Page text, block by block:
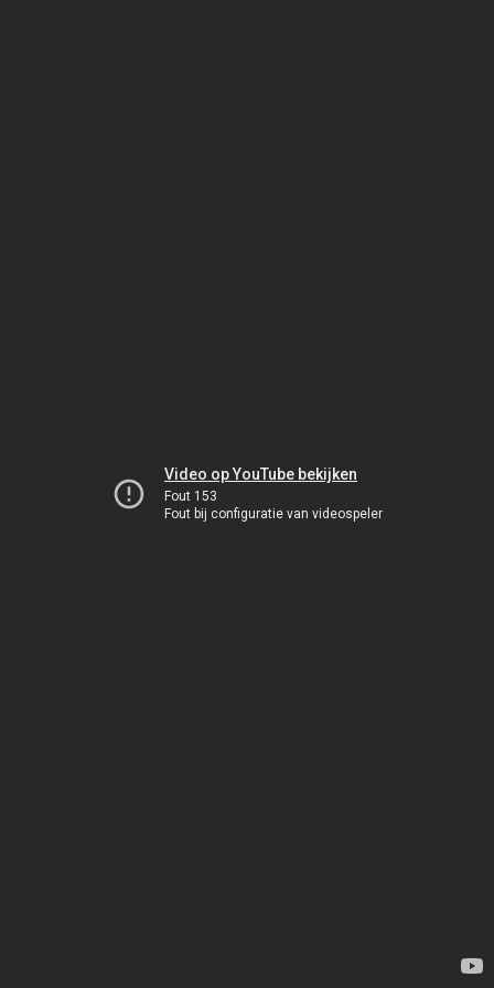
Video op YouTube bekijken
Fout 153
Fout bij configuratie van videospeler